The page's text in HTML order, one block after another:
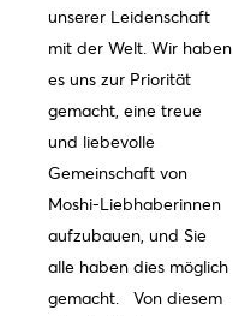
unserer Leidenschaft
mit der Welt. Wir haben
es uns zur Priorität
gemacht, eine treue
und liebevolle
Gemeinschaft von
Moshi-Liebhaberinnen
aufzubauen, und Sie
alle haben dies möglich
gemacht. Von diesem